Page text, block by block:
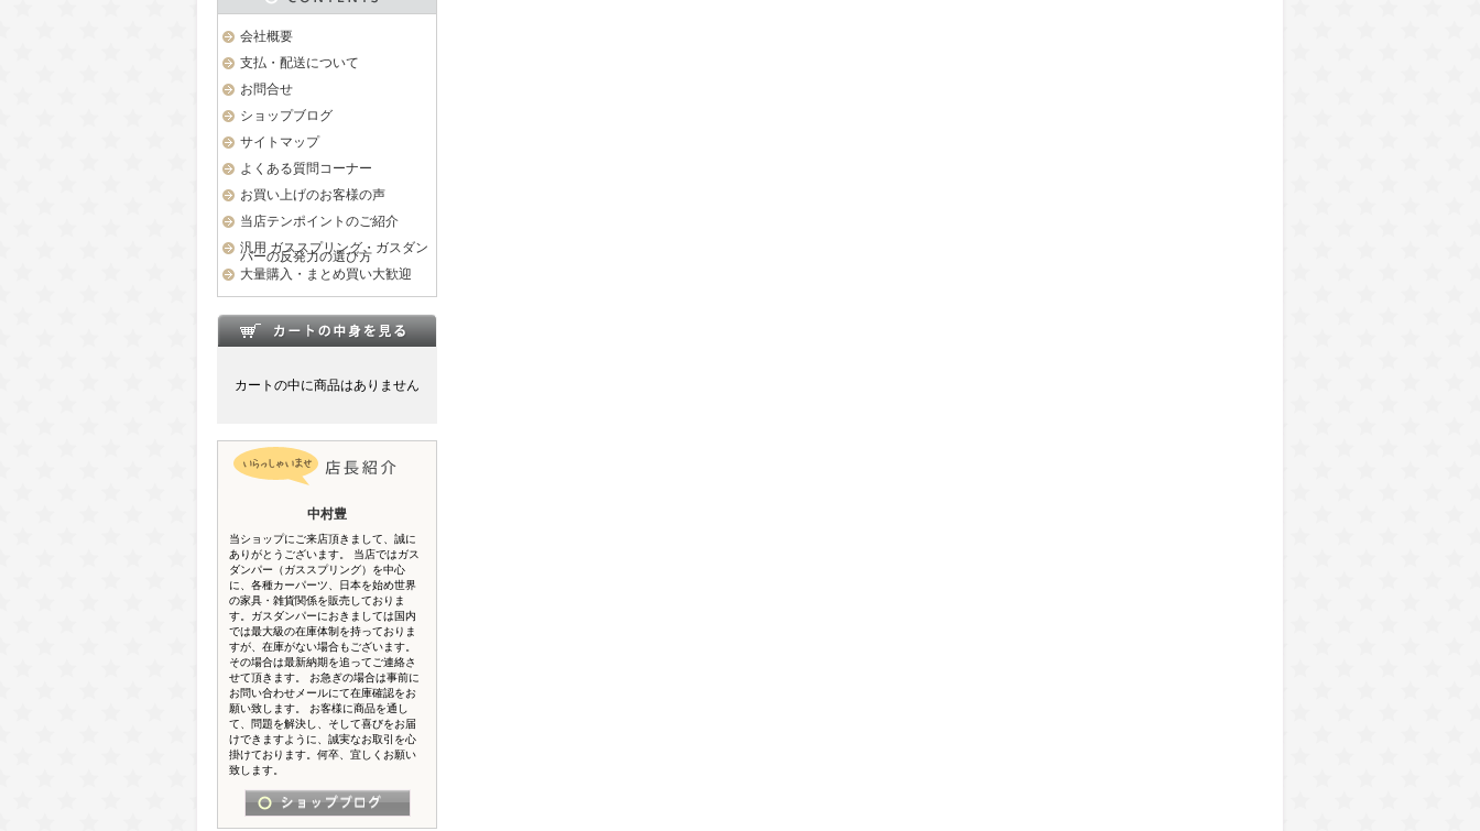
会社概要
支払・配送について
お問合せ
ショップブログ
サイトマップ
よくある質問コーナー
お買い上げのお客様の声
当店テンポイントのご紹介
汎用 ガススプリング・ガスダン
パーの反発力の選び方
大量購入・まとめ買い大歓迎
カートの中に商品はありません
中村豊
当ショップにご来店頂きまして、誠に
ありがとうございます。 当店ではガス
ダンパー（ガススプリング）を中心
に、各種カーパーツ、日本を始め世界
の家具・雑貨関係を販売しておりま
す。ガスダンパーにおきましては国内
では最大級の在庫体制を持っておりま
すが、在庫がない場合もございます。
その場合は最新納期を追ってご連絡さ
せて頂きます。 お急ぎの場合は事前に
お問い合わせメールにて在庫確認をお
願い致します。 お客様に商品を通し
て、問題を解決し、そして喜びをお届
けできますように、誠実なお取引を心
掛けております。何卒、宜しくお願い
致します。